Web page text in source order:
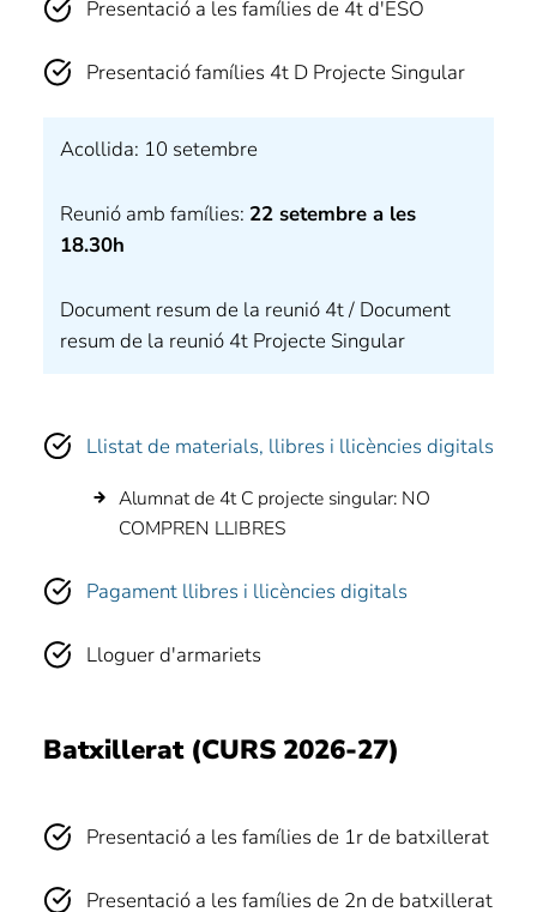
Presentació a les famílies de 4t d'ESO
Presentació famílies 4t D Projecte Singular
Acollida: 10 setembre
Reunió amb famílies: 22 setembre a les
18.30h
Document resum de la reunió 4t / Document
resum de la reunió 4t Projecte Singular
Llistat de materials, llibres i llicències digitals
Alumnat de 4t C projecte singular: NO
COMPREN LLIBRES
Pagament llibres i llicències digitals
Lloguer d'armariets
Batxillerat (CURS 2026-27)
Presentació a les famílies de 1r de batxillerat
Presentació a les famílies de 2n de batxillerat